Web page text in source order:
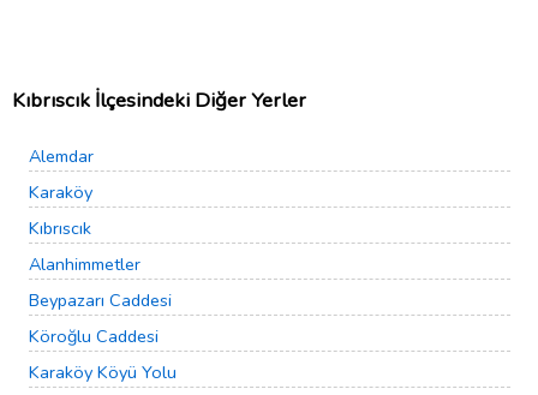
Kıbrıscık İlçesindeki Diğer Yerler
Alemdar
Karaköy
Kıbrıscık
Alanhimmetler
Beypazarı Caddesi
Köroğlu Caddesi
Karaköy Köyü Yolu